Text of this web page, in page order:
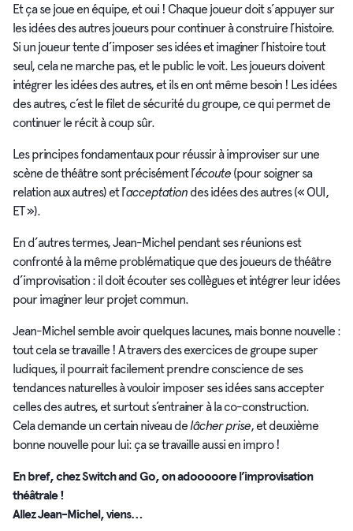
Et ça se joue en équipe, et oui ! Chaque joueur doit s’appuyer sur
les idées des autres joueurs pour continuer à construire l’histoire.
Si un joueur tente d’imposer ses idées et imaginer l’histoire tout
seul, cela ne marche pas, et le public le voit. Les joueurs doivent
intégrer les idées des autres, et ils en ont même besoin ! Les idées
des autres, c’est le filet de sécurité du groupe, ce qui permet de
continuer le récit à coup sûr.
Les principes fondamentaux pour réussir à improviser sur une
scène de théâtre sont précisément l’écoute (pour soigner sa
relation aux autres) et l’acceptation des idées des autres (« OUI,
ET »).
En d’autres termes, Jean-Michel pendant ses réunions est
confronté à la même problématique que des joueurs de théâtre
d’improvisation : il doit écouter ses collègues et intégrer leur idées
pour imaginer leur projet commun.
Jean-Michel semble avoir quelques lacunes, mais bonne nouvelle :
tout cela se travaille ! A travers des exercices de groupe super
ludiques, il pourrait facilement prendre conscience de ses
tendances naturelles à vouloir imposer ses idées sans accepter
celles des autres, et surtout s’entrainer à la co-construction.
Cela demande un certain niveau delâcher prise, et deuxième
bonne nouvelle pour lui: ça se travaille aussi en impro !
En bref, chez Switch and Go, on adooooore l’improvisation
théâtrale !
Allez Jean-Michel, viens…